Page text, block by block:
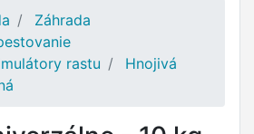
Záhrada
rastu
Hnojivá